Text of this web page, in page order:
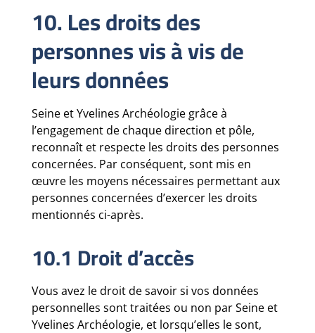
10. Les droits des
personnes vis à vis de
leurs données
Seine et Yvelines Archéologie grâce à
l’engagement de chaque direction et pôle,
reconnaît et respecte les droits des personnes
concernées. Par conséquent, sont mis en
œuvre les moyens nécessaires permettant aux
personnes concernées d’exercer les droits
mentionnés ci-après.
10.1 Droit d’accès
Vous avez le droit de savoir si vos données
personnelles sont traitées ou non par Seine et
Yvelines Archéologie, et lorsqu’elles le sont,